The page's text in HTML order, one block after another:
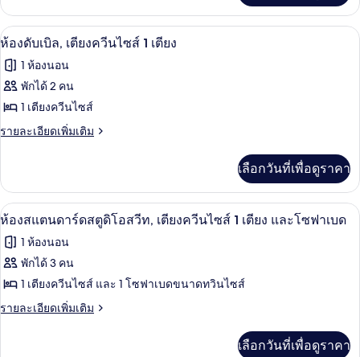
เกี่ยว
กับ
ห้อง
ดับเบิล
เปิด
ภาพถ่าย
ทั้งหมด
ของ
ห้อง
ควีน
ไซส์
เตียง
ห้องดับเบิล, เตียงควีนไซส์ 1 เตียง |
4
ห้องดับเบิล, เตียงควีนไซส์ 1 เตียง
1 ห้องนอน
พักได้ 2 คน
1 เตียงควีนไซส์
รายละเอียดเพิ่มเติม
ราย
เกี่ยว
กับ
ห้อง
เตียง
ควีน
เตียง
เลือกวันที่เพื่อดูราคา
เปิด
ภาพถ่าย
ทั้งหมด
ของ
ห้อง
ห้องสแตนดาร์ดสตูดิโอสวีท, เตียงควี
4
ห้องสแตนดาร์ดสตูดิโอสวีท, เตียงควีนไซส์ 1 เตียง และโซฟาเบด
1 ห้องนอน
พักได้ 3 คน
1 เตียงควีนไซส์ และ 1 โซฟาเบดขนาดทวินไซส์
รายละเอียดเพิ่มเติม
ราย
เลือกวันที่เพื่อดูราคา